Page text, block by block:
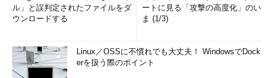
ル」と誤判定されたファイルをダ
ウンロードする
ートに見る「攻撃の高度化」のい
ま (1/3)
Linux／OSSに不慣れでも大丈夫！ WindowsでDock
erを扱う際のポイント